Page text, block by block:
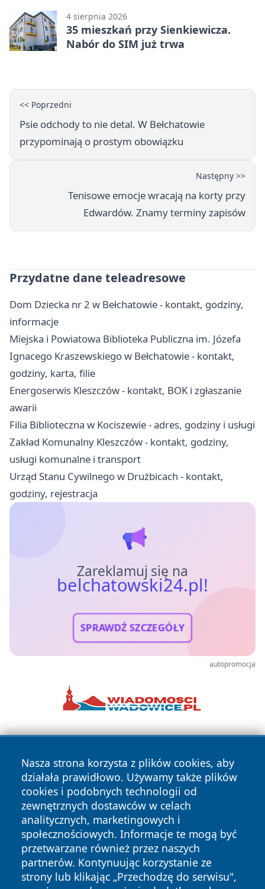
4 sierpnia 2026
35 mieszkań przy Sienkiewicza.
Nabór do SIM już trwa
<< Poprzedni
Psie odchody to nie detal. W Bełchatowie
przypominają o prostym obowiązku
Następny >>
Tenisowe emocje wracają na korty przy
Edwardów. Znamy terminy zapisów
Przydatne dane teleadresowe
Dom Dziecka nr 2 w Bełchatowie - kontakt, godziny,
informacje
Miejska i Powiatowa Biblioteka Publiczna im. Józefa
Ignacego Kraszewskiego w Bełchatowie - kontakt,
godziny, karta, filie
Energoserwis Kleszczów - kontakt, BOK i zgłaszanie
awarii
Filia Biblioteczna w Kociszewie - adres, godziny i usługi
Zakład Komunalny Kleszczów - kontakt, godziny,
usługi komunalne i transport
Urząd Stanu Cywilnego w Drużbicach - kontakt,
godziny, rejestracja
Zareklamuj się na
belchatowski24.pl!
SPRAWDŹ SZCZEGÓŁY
autopromocja
Nasza strona korzysta z plików cookies, aby
działała prawidłowo. Używamy także plików
cookies i podobnych technologii od
zewnętrznych dostawców w celach
analitycznych, marketingowych i
społecznościowych. Informacje te mogą być
przetwarzane również przez naszych
partnerów. Kontynuując korzystanie ze
strony lub klikając „Przechodzę do serwisu",
Copyright © 2026 belchatowski24.pl Wszystkie prawa
zastrzeżone.
News Autorzy
Polityka
Prywatności
Polityka
Cookies